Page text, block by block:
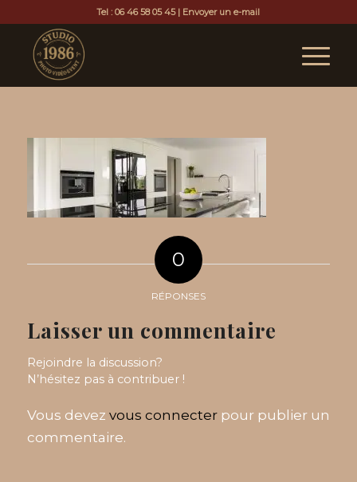
Tel :06 46 58 05 45| Envoyer un e-mail
0
RÉPONSES
Laisser un commentaire
Rejoindre la discussion?
N’hésitez pas à contribuer !
Vous devez vous connecterpour publier un
commentaire.